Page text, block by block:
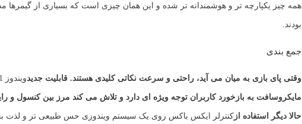
همه چیز یکپارچه تر و هوشمندانه تر شده و این همان چیزی است که بسیاری از گیمرها
بودند.
جمع بندی
وقتی پای بازی به میان می آید، راحتی و سرعت نکاتی کلیدی هستند. قابلیت جدیدویندوز 11
مایکروسافت به بازخورد کاربران توجه ویژه ای دارد و تلاش می کند مرز بین کنسول و
حالا دیگر استفاده از کنترلر ایکس باکس روی یک سیستم ویندوزی حس طبیعی تر و لذت